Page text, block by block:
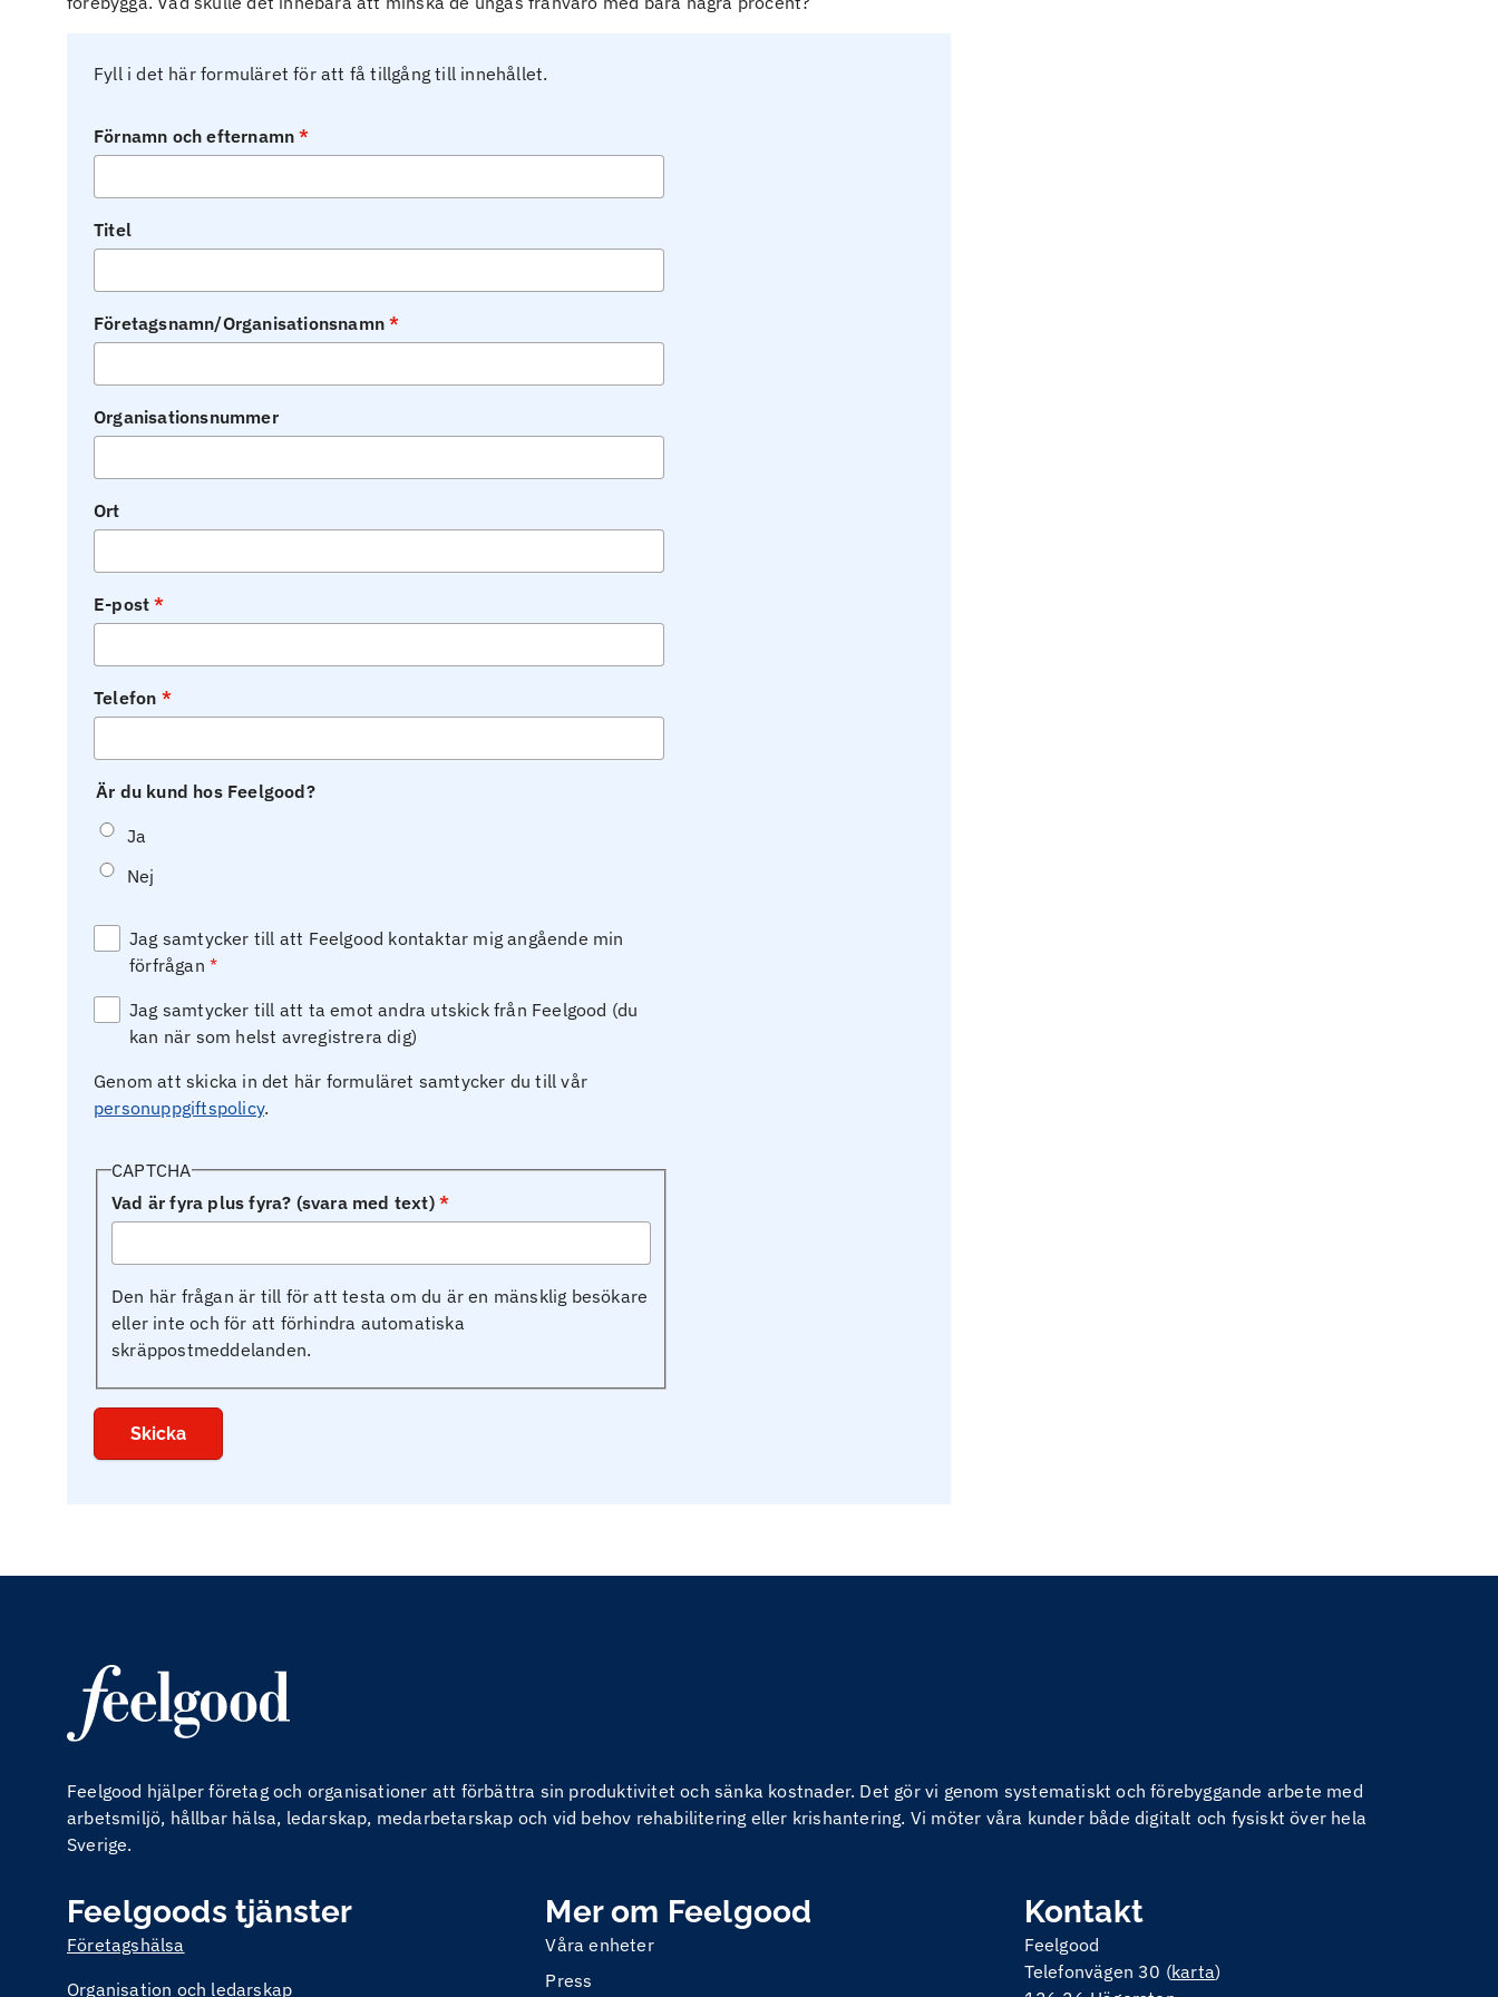
Fyll i det här formuläret för att få tillgång till innehållet.
Förnamn och efternamn
Titel
Företagsnamn/Organisationsnamn
Organisationsnummer
Ort
E-post
Telefon
Är du kund hos Feelgood?
Ja
Nej
Jag samtycker till att Feelgood kontaktar mig angående min
förfrågan
Jag samtycker till att ta emot andra utskick från Feelgood (du
kan när som helst avregistrera dig)
Genom att skicka in det här formuläret samtycker du till vår
personuppgiftspolicy.
CAPTCHA
Vad är fyra plus fyra? (svara med text)
Den här frågan är till för att testa om du är en mänsklig besökare
eller inte och för att förhindra automatiska
skräppostmeddelanden.
Feelgood hjälper företag och organisationer att förbättra sin produktivitet och sänka kostnader. Det gör vi genom systematiskt och förebyggande arbete med
arbetsmiljö, hållbar hälsa, ledarskap, medarbetarskap och vid behov rehabilitering eller krishantering. Vi möter våra kunder både digitalt och fysiskt över hela
Sverige.
Feelgoods tjänster
Företagshälsa
Organisation och ledarskap
Mer om Feelgood
Våra enheter
Press
Kontakt
Feelgood
Telefonvägen 30 (karta)